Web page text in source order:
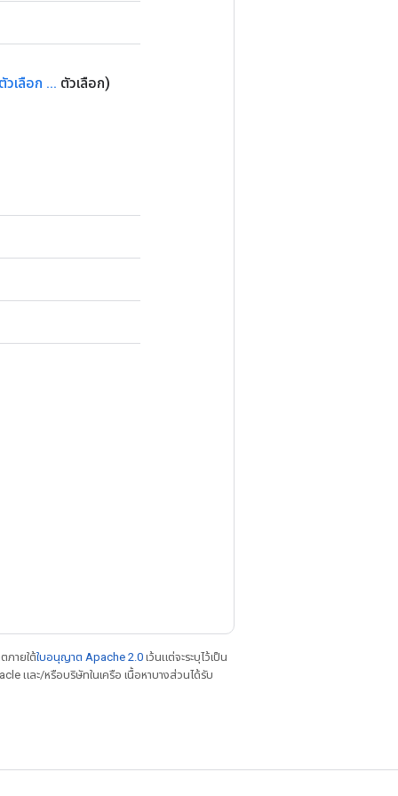
ตัวเลือก ... ตัวเลือก)
ภายใต้ใบอนุญาต Apache 2.0 เว้นแต่จะระบุไว้เป็น
และ/หรือบริษัทในเครือ เนื้อหาบางส่วนได้รับ